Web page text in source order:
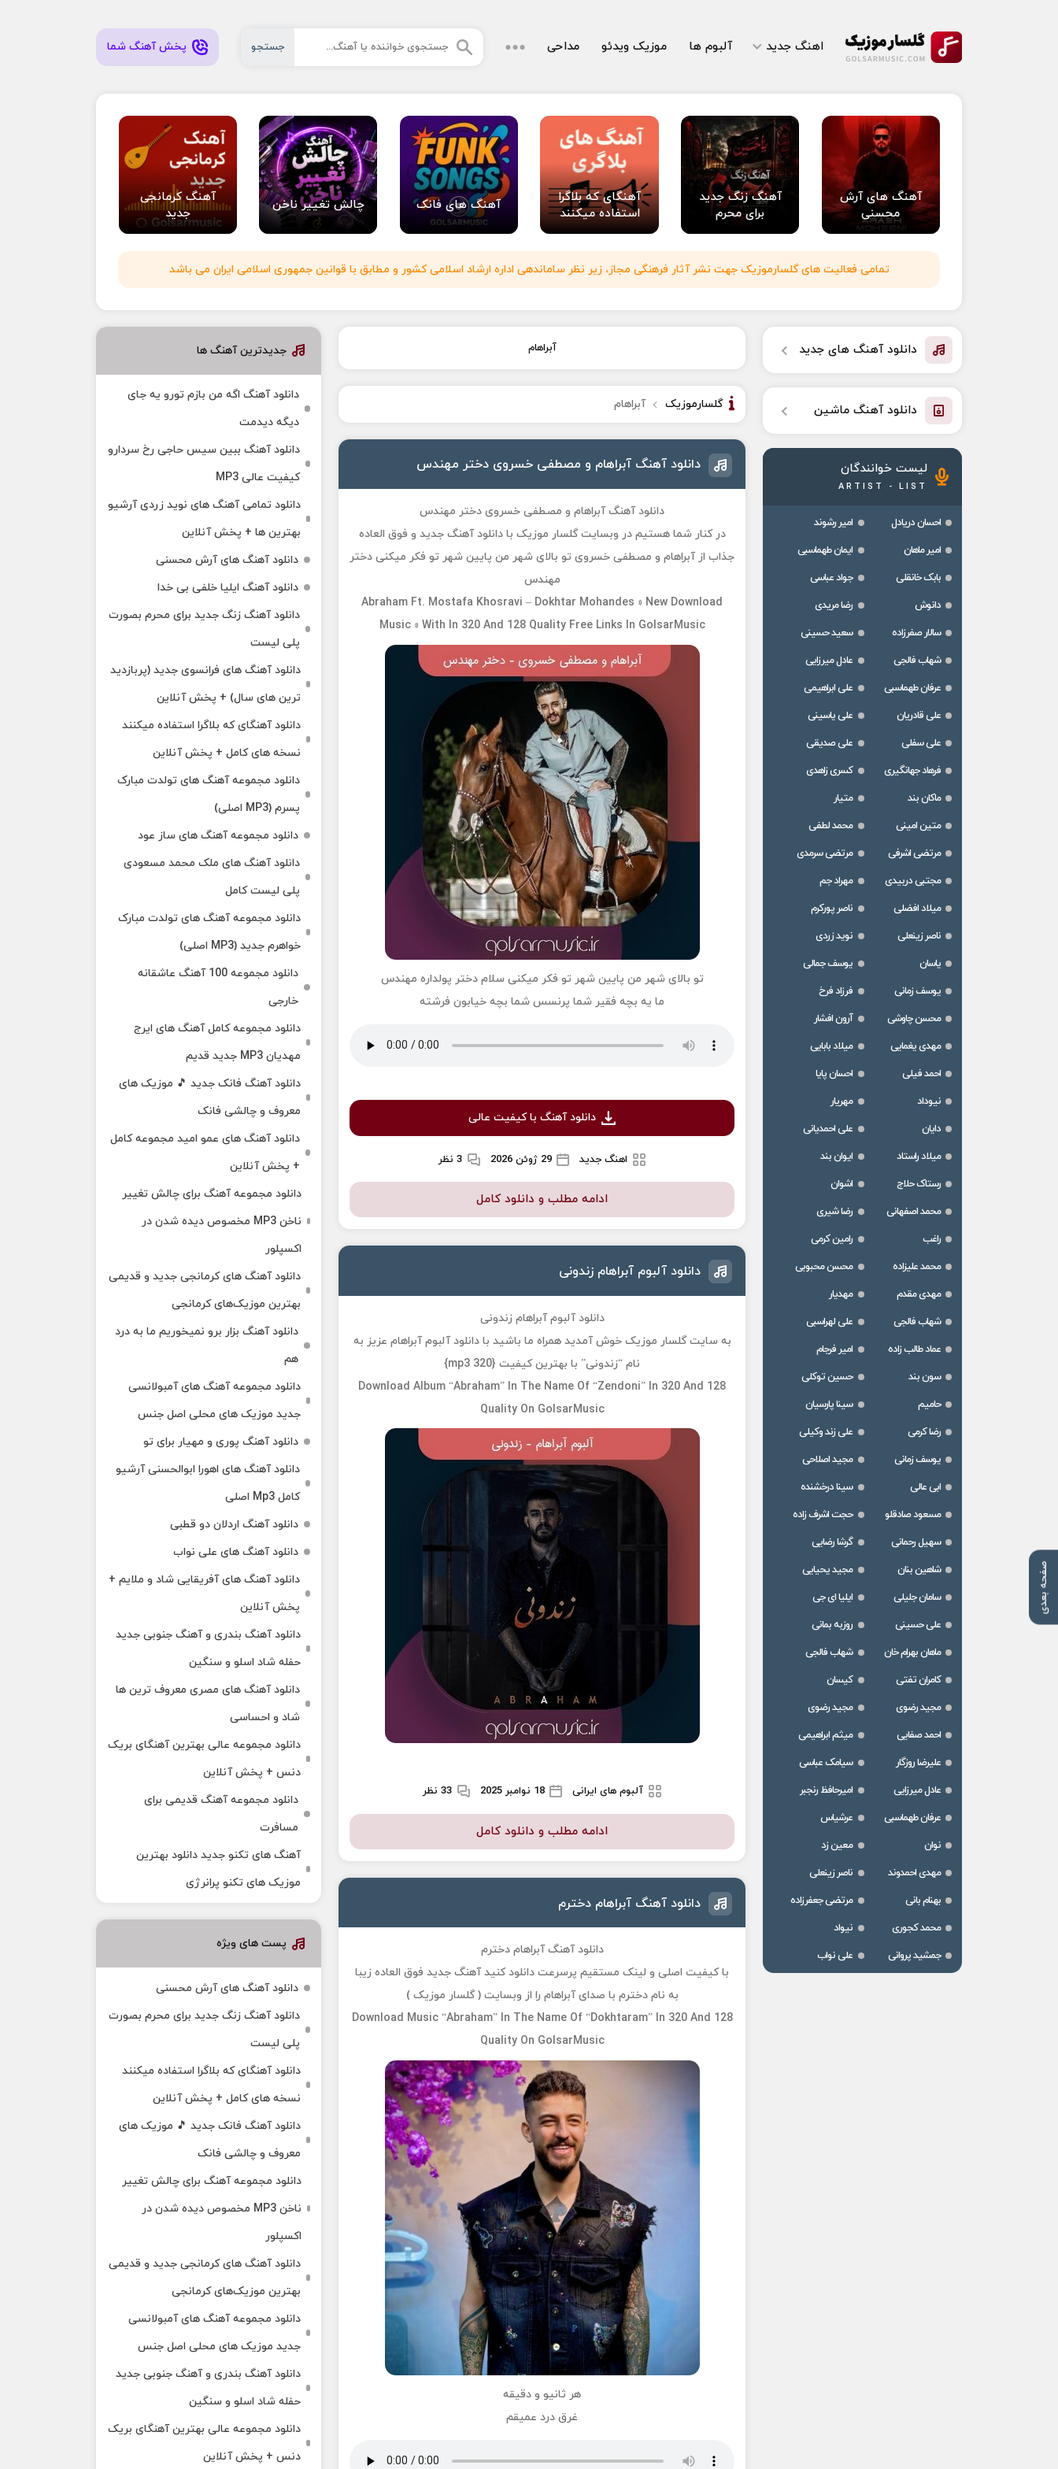
اهنگ جدید آلبوم ها موزیک ویدئو مداحی جستجو پخش آهنگ شما
آهنگ های آرش
محسنی
آهنگ زنگ جدید
برای محرم
آهنگای که بلاگرا
استفاده میکنند
آهنگ های فانک چالش تغییر ناخن
آهنگ کرمانجی
جدید
تمامی فعالیت های گلسارموزیک جهت نشر آثار فرهنگی مجاز، زیر نظر ساماندهی اداره ارشاد اسلامی کشور و مطابق با قوانین جمهوری اسلامی ایران می باشد
صفحه بعدی
آبراهام
گلسارموزیک آبراهام
دانلود آهنگ آبراهام و مصطفی خسروی دختر مهندس
دانلود آهنگ آبراهام و مصطفی خسروی دختر مهندس
در کنار شما هستیم در وبسایت گلسار موزیک با دانلود آهنگ جدید و فوق العاده
جذاب از آبراهام و مصطفی خسروی تو بالای شهر من پایین شهر تو فکر میکنی دختر
مهندس
Abraham Ft. Mostafa Khosravi – Dokhtar Mohandes » New Download
Music » With In 320 And 128 Quality Free Links In GolsarMusic
تو بالای شهر من پایین شهر تو فکر میکنی سلام دختر پولداره مهندس
ما یه بچه فقیر شما پرنسس شما بچه خیابون فرشته
دانلود آهنگ با کیفیت عالی
اهنگ جدید 29 ژوئن 2026 3 نظر
ادامه مطلب و دانلود کامل
دانلود آلبوم آبراهام زندونی
دانلود آلبوم آبراهام زندونی
به سایت گلسار موزیک خوش آمدید همراه ما باشید با دانلود آلبوم آبراهام عزیز به
نام “زندونی” با بهترین کیفیت {320 mp3}
Download Album “Abraham” In The Name Of “Zendoni” In 320 And 128
Quality On GolsarMusic
آلبوم های ایرانی 18 نوامبر 2025 33 نظر
ادامه مطلب و دانلود کامل
دانلود آهنگ آبراهام دخترم
دانلود آهنگ آبراهام دخترم
با کیفیت اصلی و لینک مستقیم پرسرعت دانلود کنید آهنگ جدید فوق العاده زیبا
به نام دخترم با صدای آبراهام را از وبسایت ( گلسار موزیک )
Download Music “Abraham” In The Name Of “Dokhtaram” In 320 And 128
Quality On GolsarMusic
هر ثانیو و دقیقه
غرق درد عمیقم
دانلود آهنگ های جدید
دانلود آهنگ ماشین
لیست خوانندگان
ARTIST - LIST
احسان دریادل
امیر رشوند
امیر ماهان
ایمان طهماسبی
بابک خانقلی
جواد عباسی
دانوش
رضا مریدی
سالار صفرزاده
سعید حسینی
شهاب فالجی
عادل میرزایی
عرفان طهماسبی
علی ابراهیمی
علی قادریان
علی یاسینی
علی سفلی
علی صدیقی
فرهاد جهانگیری
کسری زاهدی
ماکان بند
متیار
متین امینی
محمد لطفی
مرتضی اشرفی
مرتضی سرمدی
مجتبی دربیدی
مهراد جم
میلاد افضلی
ناصر پورکرم
ناصر زینعلی
نوید زردی
یاسان
یوسف جمالی
یوسف زمانی
فرزاد فرخ
محسن چاوشی
آرون افشار
مهدی یغمایی
میلاد بابایی
احمد فیلی
احسان پایا
نیوداد
مهریار
دایان
علی احمدیانی
میلاد راستاد
ایوان بند
رستاک حلاج
اشوان
محمد اصفهانی
رضا شیری
راغب
رامین کرمی
محمد علیزاده
محسن محبوبی
مهدی مقدم
مهدیار
شهاب فالجی
علی لهراسبی
عماد طالب زاده
امیر فرجام
سون بند
حسین توکلی
حامیم
سینا پارسیان
رضا کرمی
علی زند وکیلی
یوسف زمانی
مجید اصلاحی
ابی عالی
سینا درخشنده
مسعود صادقلو
حجت اشرف زاده
سهیل رحمانی
گرشا رضایی
شاهین بنان
مجید یحیایی
سامان جلیلی
ایلیا ای جی
علی حسینی
روزبه بمانی
ماهان بهرام خان
شهاب فالجی
کامران تفتی
کیسان
مجید رضوی
مجید رضوی
احمد صفایی
میثم ابراهیمی
علیرضا روزگار
سیامک عباسی
عادل میرزایی
امیرحافظ رنجبر
عرفان طهماسبی
عرشیاس
نوان
معین زد
مهدی احمدوند
ناصر زینعلی
بهنام بانی
مرتضی جعفرزاده
محمد کجوری
نیواد
جمشید پروانی
علی نواب
جدیدترین آهنگ ها
دانلود آهنگ اگه من بازم تورو یه جای
دیگه دیدمت
دانلود آهنگ ببین سیس حاجی رخ سردارو
کیفیت عالی MP3
دانلود تمامی آهنگ های نوید زردی آرشیو
بهترین ها + پخش آنلاین
دانلود آهنگ های آرش محسنی
دانلود آهنگ ایلیا خلفی بی خدا
دانلود آهنگ زنگ جدید برای محرم بصورت
پلی لیست
دانلود آهنگ های فرانسوی جدید (پربازدید
ترین های سال) + پخش آنلاین
دانلود آهنگای که بلاگرا استفاده میکنند
نسخه های کامل + پخش آنلاین
دانلود مجموعه آهنگ های تولدت مبارک
پسرم (MP3 اصلی)
دانلود مجموعه آهنگ های ساز عود
دانلود آهنگ های ملک‌ محمد مسعودی
پلی لیست کامل
دانلود مجموعه آهنگ های تولدت مبارک
خواهرم جدید (MP3 اصلی)
دانلود مجموعه 100 آهنگ عاشقانه
خارجی
دانلود مجموعه کامل آهنگ های ایرج
مهدیان MP3 جدید قدیم
دانلود آهنگ فانک جدید 🎵 موزیک‌ های
معروف و چالشی فانک
دانلود آهنگ های عمو امید مجموعه کامل
+ پخش آنلاین
دانلود مجموعه آهنگ برای چالش تغییر
ناخن MP3 مخصوص دیده شدن در
اکسپلور
دانلود آهنگ‌ های کرمانجی جدید و قدیمی
بهترین موزیک‌های کرمانجی
دانلود آهنگ بزار برو نمیخوریم ما به درد
هم
دانلود مجموعه آهنگ های آمبولانسی
جدید موزیک های محلی اصل جنس
دانلود آهنگ پوری و مهیار برای تو
دانلود آهنگ های اهورا ابوالحسنی آرشیو
کامل Mp3 اصلی
دانلود آهنگ اردلان دو قطبی
دانلود آهنگ های علی نواب
دانلود آهنگ های آفریقایی شاد و ملایم +
پخش آنلاین
دانلود آهنگ بندری و آهنگ جنوبی جدید
حفله شاد اسلو و سنگین
دانلود آهنگ های مصری معروف ترین ها
شاد و احساسی
دانلود مجموعه عالی بهترین آهنگای بریک
دنس + پخش آنلاین
دانلود مجموعه آهنگ قدیمی برای
مسافرت
آهنگ های تکنو جدید دانلود بهترین
موزیک های تکنو پرانرژی
پست های ویژه
دانلود آهنگ های آرش محسنی
دانلود آهنگ زنگ جدید برای محرم بصورت
پلی لیست
دانلود آهنگای که بلاگرا استفاده میکنند
نسخه های کامل + پخش آنلاین
دانلود آهنگ فانک جدید 🎵 موزیک‌ های
معروف و چالشی فانک
دانلود مجموعه آهنگ برای چالش تغییر
ناخن MP3 مخصوص دیده شدن در
اکسپلور
دانلود آهنگ‌ های کرمانجی جدید و قدیمی
بهترین موزیک‌های کرمانجی
دانلود مجموعه آهنگ های آمبولانسی
جدید موزیک های محلی اصل جنس
دانلود آهنگ بندری و آهنگ جنوبی جدید
حفله شاد اسلو و سنگین
دانلود مجموعه عالی بهترین آهنگای بریک
دنس + پخش آنلاین